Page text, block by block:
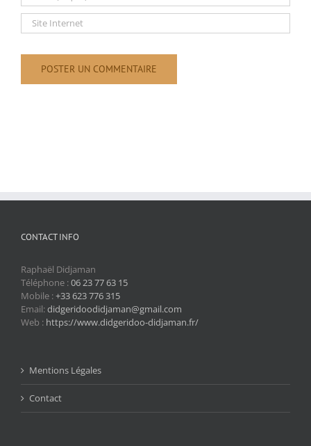
CONTACT INFO
Raphaël Didjaman
Téléphone :06 23 77 63 15
Mobile :+33 623 776 315
Email:didgeridoodidjaman@gmail.com
Web : https://www.didgeridoo-didjaman.fr/
Mentions Légales
Contact